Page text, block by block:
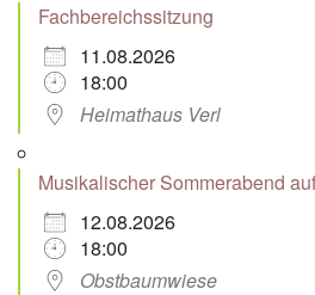
Fachbereichssitzung
11.08.2026
18:00
Heimathaus Verl
Musikalischer Sommerabend
12.08.2026
18:00
Obstbaumwiese